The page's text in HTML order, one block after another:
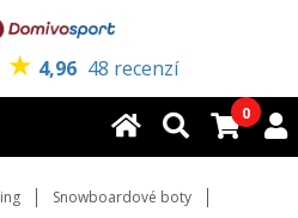
★ 4,96 48 recenzí
0
Snowboardové boty